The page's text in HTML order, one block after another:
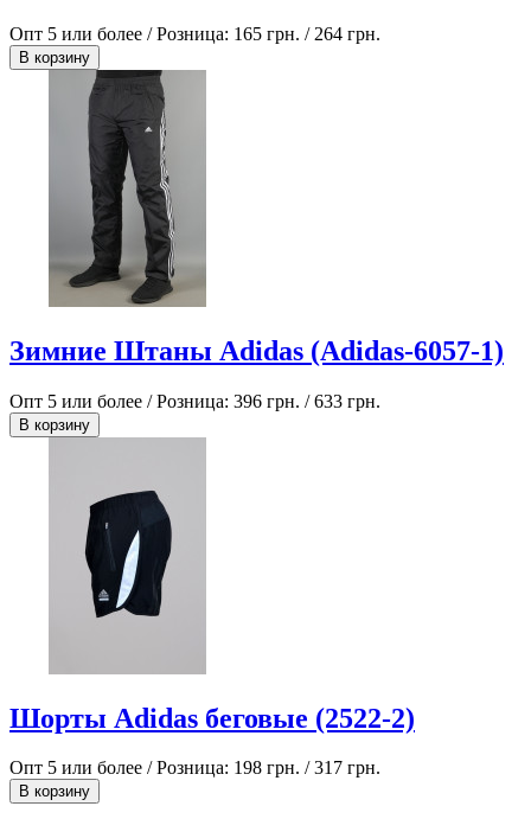
Опт 5 или более / Розница: 165 грн. / 264 грн.
В корзину
Зимние Штаны Adidas (Adidas-6057-1)
Опт 5 или более / Розница: 396 грн. /633 грн.
В корзину
Шорты Adidas беговые (2522-2)
Опт 5 или более / Розница: 198 грн. /317 грн.
В корзину